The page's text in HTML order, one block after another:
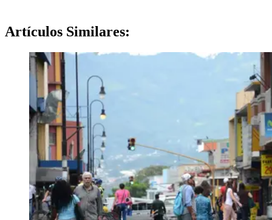
Artículos Similares: